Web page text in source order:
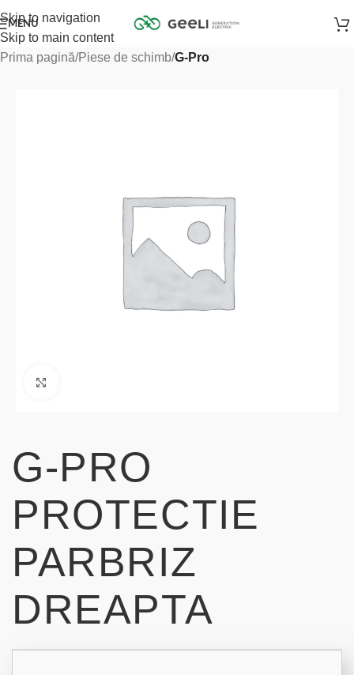
Skip to navigation
Skip to main content
MENU
Prima pagină Piese de schimb G-Pro
G-PRO
PROTECTIE
PARBRIZ
DREAPTA